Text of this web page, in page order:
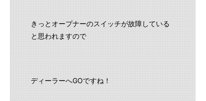
きっとオープナーのスイッチが故障している
と思われますので
ディーラーへGOですね！